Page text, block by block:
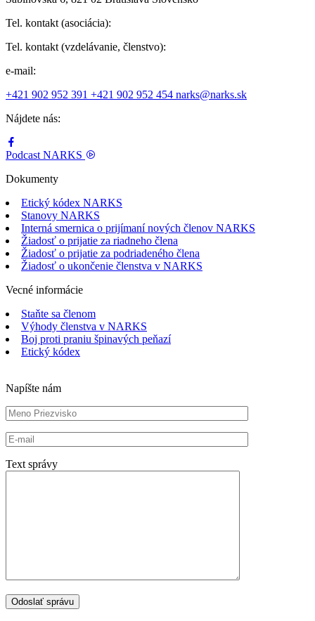
Tel. kontakt (asociácia):
Tel. kontakt (vzdelávanie, členstvo):
e-mail:
+421 902 952 391 +421 902 952 454 narks@narks.sk
Nájdete nás:
Podcast NARKS
Dokumenty
Etický kódex NARKS
Stanovy NARKS
Interná smernica o prijímaní nových členov NARKS
Žiadosť o prijatie za riadneho člena
Žiadosť o prijatie za podriadeného člena
Žiadosť o ukončenie členstva v NARKS
Vecné informácie
Staňte sa členom
Výhody členstva v NARKS
Boj proti praniu špinavých peňazí
Etický kódex
Napíšte nám
Text správy